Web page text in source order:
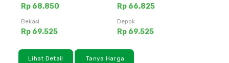
Rp 68.850 Rp 66.825
Bekasi
Rp 69.525
Depok
Rp 69.525
Lihat Detail Tanya Harga